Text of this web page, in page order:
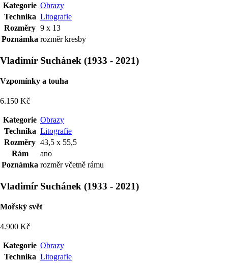
Kategorie Obrazy
Technika Litografie
Rozměry 9 x 13
Poznámka rozměr kresby
Vladimír Suchánek (1933 - 2021)
Vzpomínky a touha
6.150 Kč
Kategorie Obrazy
Technika Litografie
Rozměry 43,5 x 55,5
Rám
ano
Poznámka rozměr včetně rámu
Vladimír Suchánek (1933 - 2021)
Mořský svět
4.900 Kč
Kategorie Obrazy
Technika Litografie